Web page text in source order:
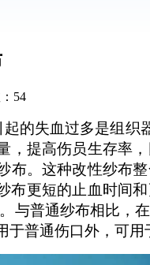
54
的失血过多是组织
，提高伤员生存率，
布。 这种改性纱布
布更短的止血时间
。 与普通纱布相比，
于普通伤口外，可用